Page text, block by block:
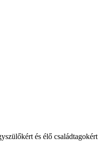
és élő családtagokért